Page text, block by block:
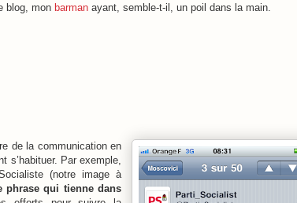
blog, mon barman ayant, semble-t-il, un poil dans la main.
de la communication en
s’habituer. Par exemple,
(notre image à
phrase qui tienne dans